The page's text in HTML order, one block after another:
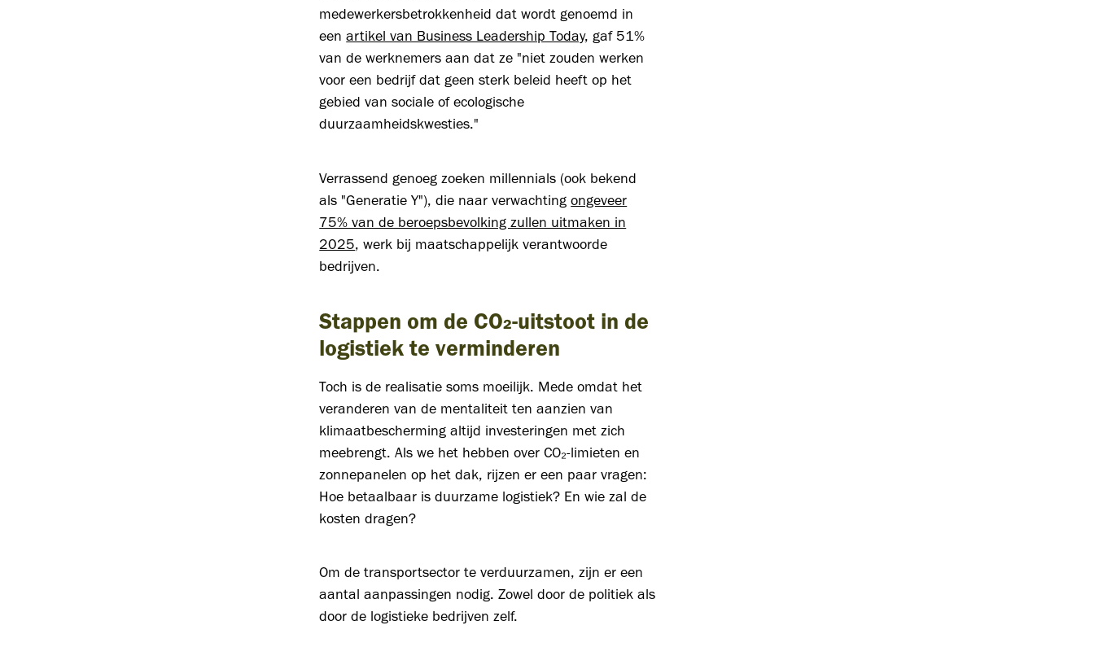
medewerkersbetrokkenheid dat wordt genoemd in
eenartikel van Business Leadership Today, gaf 51%
van de werknemers aan dat ze "niet zouden werken
voor een bedrijf dat geen sterk beleid heeft op het
gebied van sociale of ecologische
duurzaamheidskwesties."
Verrassend genoeg zoeken millennials (ook bekend
als "Generatie Y"), die naar verwachtingongeveer
75% van de beroepsbevolking zullen uitmaken in
2025, werk bij maatschappelijk verantwoorde
bedrijven.
Stappen om de CO₂-uitstoot in de
logistiek te verminderen
Toch is de realisatie soms moeilijk. Mede omdat het
veranderen van de mentaliteit ten aanzien van
klimaatbescherming altijd investeringen met zich
meebrengt. Als we het hebben over CO₂-limieten en
zonnepanelen op het dak, rijzen er een paar vragen:
Hoe betaalbaar is duurzame logistiek? En wie zal de
kosten dragen?
Om de transportsector te verduurzamen, zijn er een
aantal aanpassingen nodig. Zowel door de politiek als
door de logistieke bedrijven zelf.